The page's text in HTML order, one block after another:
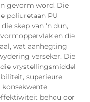
gevorm word. Die
poliuretaan PU
skep van 'n dun,
en die
wat aanhegting
verseker. Die
vrystellingsmiddel
superieure
konsekwente
behou oor